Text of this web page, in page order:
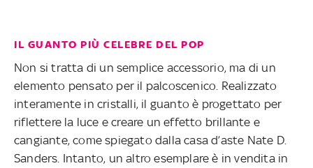
IL GUANTO PIÙ CELEBRE DEL POP
Non si tratta di un semplice accessorio, ma di un
elemento pensato per il palcoscenico. Realizzato
interamente in cristalli, il guanto è progettato per
riflettere la luce e creare un effetto brillante e
cangiante, come spiegato dalla casa d’aste Nate D.
Sanders. Intanto, un altro esemplare è in vendita in